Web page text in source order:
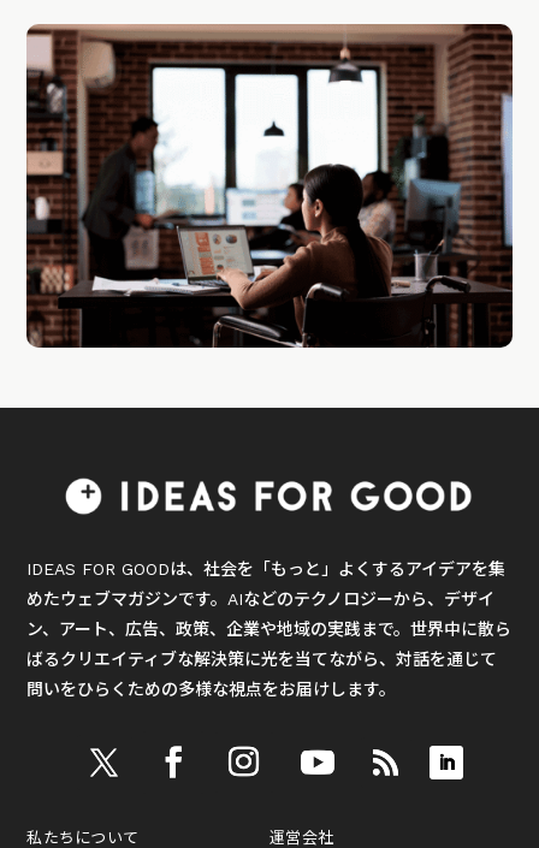
IDEAS FOR GOODは、社会を「もっと」よくするアイデアを集
めたウェブマガジンです。AIなどのテクノロジーから、デザイ
ン、アート、広告、政策、企業や地域の実践まで。世界中に散ら
ばるクリエイティブな解決策に光を当てながら、対話を通じて
問いをひらくための多様な視点をお届けします。
私たちについて 運営会社